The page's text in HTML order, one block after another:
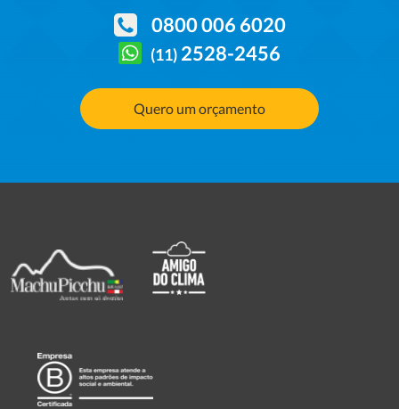
0800 006 6020
(11) 2528-2456
Quero um orçamento